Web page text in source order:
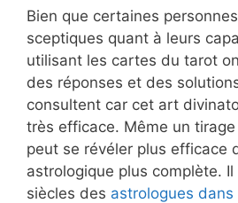
Bien que certaines
sceptiques quant à leurs
utilisant les cartes du tarot
des réponses et des
consultent car cet art
très efficace. Même un
peut se révéler plus efficace
astrologique plus complète.
siècles des astrologues